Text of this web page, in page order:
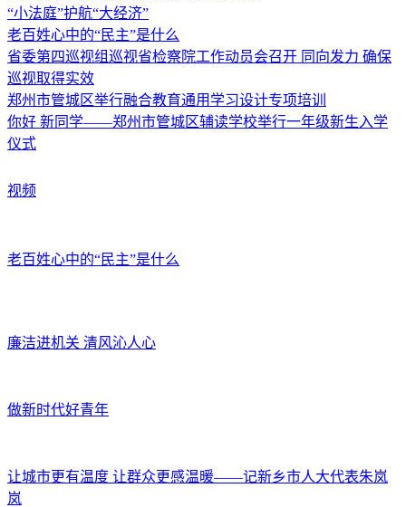
“小法庭”护航“大经济”
老百姓心中的“民主”是什么
省委第四巡视组巡视省检察院工作动员会召开 同向发力 确保
巡视取得实效
郑州市管城区举行融合教育通用学习设计专项培训
你好 新同学——郑州市管城区辅读学校举行一年级新生入学
仪式
视频
老百姓心中的“民主”是什么
廉洁进机关 清风沁人心
做新时代好青年
让城市更有温度 让群众更感温暖——记新乡市人大代表朱岚
岚